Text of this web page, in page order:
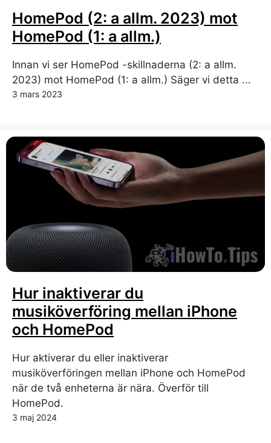
HomePod (2: a allm. 2023) mot
HomePod (1: a allm.)
Innan vi ser HomePod -skillnaderna (2: a allm.
2023) mot HomePod (1: a allm.) Säger vi detta ...
3 mars 2023
Hur inaktiverar du
musiköverföring mellan iPhone
och HomePod
Hur aktiverar du eller inaktiverar
musiköverföringen mellan iPhone och HomePod
när de två enheterna är nära. Överför till
HomePod.
3 maj 2024